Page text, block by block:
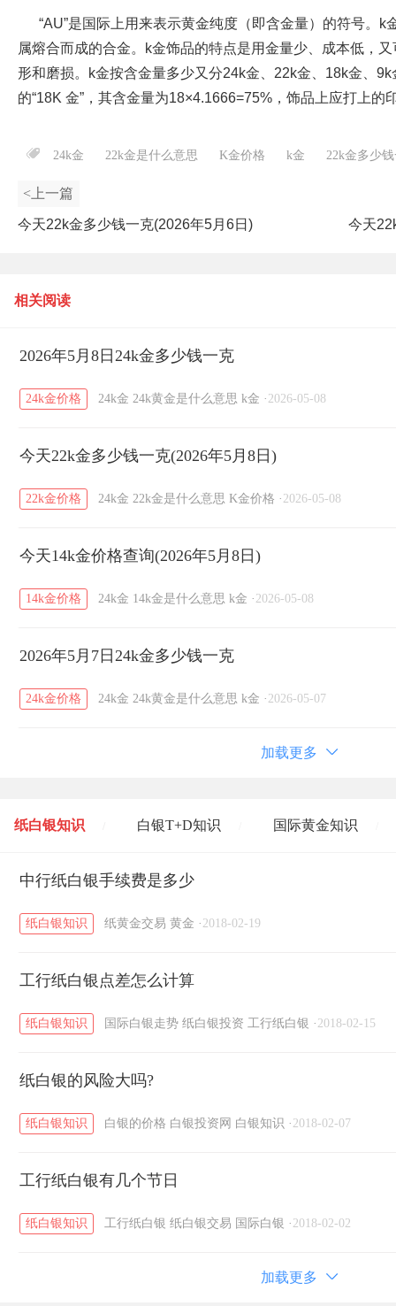
“AU”是国际上用来表示黄金纯度（即含金量）的符号。k
属熔合而成的合金。k金饰品的特点是用金量少、成本低，
形和磨损。k金按含金量多少又分24k金、22k金、18k金、
的“18K 金”，其含金量为18×4.1666=75%，饰品上应打上的
24k金 22k金是什么意思 K金价格 k金 22k金多少
<上一篇
今天22k金多少钱一克(2026年5月6日) 今天
相关阅读
2026年5月8日24k金多少钱一克
24k金价格 24k金 24k黄金是什么意思 k金 · 2026-05-08
今天22k金多少钱一克(2026年5月8日)
22k金价格 24k金 22k金是什么意思 K金价格 · 2026-05-08
今天14k金价格查询(2026年5月8日)
14k金价格 24k金 14k金是什么意思 k金 · 2026-05-08
2026年5月7日24k金多少钱一克
24k金价格 24k金 24k黄金是什么意思 k金 · 2026-05-07
加载更多
纸白银知识 白银T+D知识 国际黄金知识
黄金T+D知识 / 粤贵银知识
中行纸白银手续费是多少
纸白银知识 纸黄金交易 黄金 · 2018-02-19
工行纸白银点差怎么计算
纸白银知识 国际白银走势 纸白银投资 工行纸白银 · 2018-02-15
纸白银的风险大吗?
纸白银知识 白银的价格 白银投资网 白银知识 · 2018-02-07
工行纸白银有几个节日
纸白银知识 工行纸白银 纸白银交易 国际白银 · 2018-02-02
加载更多